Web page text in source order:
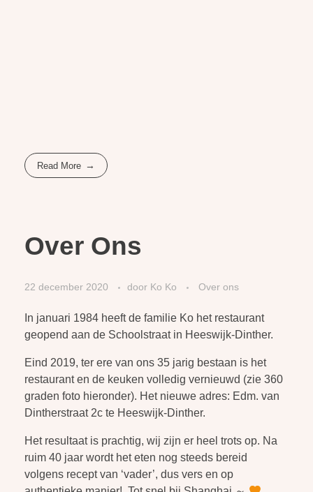
Read More
Over Ons
22 december 2020 door Ko Ko Over ons
In januari 1984 heeft de familie Ko het restaurant
geopend aan de Schoolstraat in Heeswijk-Dinther.
Eind 2019, ter ere van ons 35 jarig bestaan is het
restaurant en de keuken volledig vernieuwd (zie 360
graden foto hieronder). Het nieuwe adres: Edm. van
Dintherstraat 2c te Heeswijk-Dinther.
Het resultaat is prachtig, wij zijn er heel trots op. Na
ruim 40 jaar wordt het eten nog steeds bereid
volgens recept van ‘vader’, dus vers en op